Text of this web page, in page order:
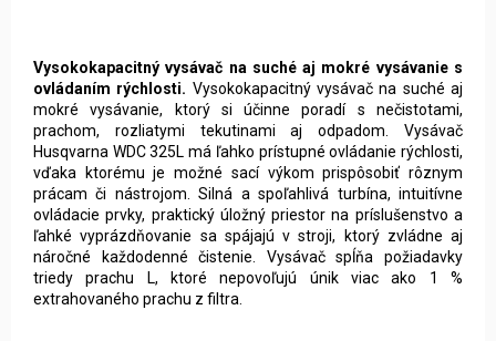
Vysokokapacitný vysávač na suché aj mokré vysávanie s
ovládaním rýchlosti. Vysokokapacitný vysávač na suché aj
mokré vysávanie, ktorý si účinne poradí s nečistotami,
prachom, rozliatymi tekutinami aj odpadom. Vysávač
Husqvarna WDC 325L má ľahko prístupné ovládanie rýchlosti,
vďaka ktorému je možné sací výkom prispôsobiť rôznym
prácam či nástrojom. Silná a spoľahlivá turbína, intuitívne
ovládacie prvky, praktický úložný priestor na príslušenstvo a
ľahké vyprázdňovanie sa spájajú v stroji, ktorý zvládne aj
náročné každodenné čistenie. Vysávač spĺňa požiadavky
triedy prachu L, ktoré nepovoľujú únik viac ako 1 %
extrahovaného prachu z filtra.